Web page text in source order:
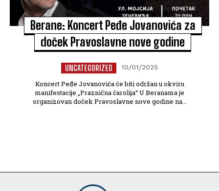
Berane: Koncert Peđe Jovanovića za
doček Pravoslavne nove godine
UNCATEGORIZED 10/01/2025
Koncert Peđe Jovanovića će biti održan u okviru
manifestacije „Praznična čarolija“ U Beranama je
organizovan doček Pravoslavne nove godine na...